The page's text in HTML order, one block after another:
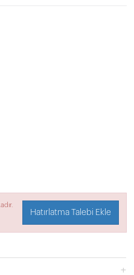
Hatırlatma Talebi Ekle